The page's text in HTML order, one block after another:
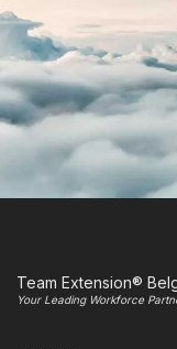
Team Extension®
Your Leading Workforce